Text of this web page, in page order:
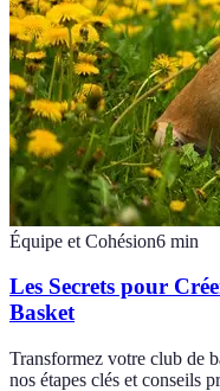
Équipe et Cohésion6 min
Les Secrets pour
Basket
Transformez votre club de
nos étapes clés et conseils